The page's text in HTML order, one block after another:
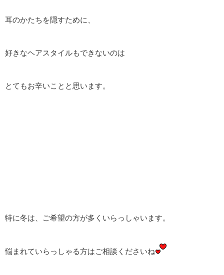
耳のかたちを隠すために、
好きなヘアスタイルもできないのは
とてもお辛いことと思います。
特に冬は、ご希望の方が多くいらっしゃいます。
悩まれていらっしゃる方はご相談くださいね